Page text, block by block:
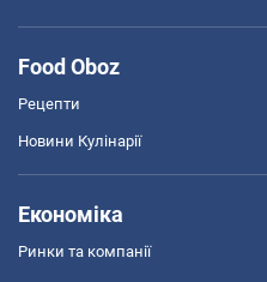
Food Oboz
Рецепти
Новини Кулінарії
Економіка
Ринки та компанії